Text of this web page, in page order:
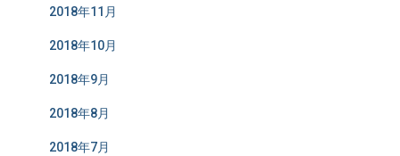
2018年11月
2018年10月
2018年9月
2018年8月
2018年7月